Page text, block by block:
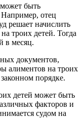
быть
Например, отец
решает начислить
троих детей. Тогда
в месяц.
документов,
алиментов на троих
порядке.
детей может быть
факторов и
судом на